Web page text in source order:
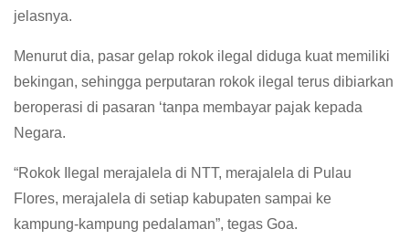
jelasnya.
Menurut dia, pasar gelap rokok ilegal diduga kuat memiliki
bekingan, sehingga perputaran rokok ilegal terus dibiarkan
beroperasi di pasaran ‘tanpa membayar pajak kepada
Negara.
“Rokok Ilegal merajalela di NTT, merajalela di Pulau
Flores, merajalela di setiap kabupaten sampai ke
kampung-kampung pedalaman”, tegas Goa.